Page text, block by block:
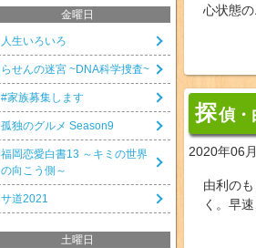
心状態
探偵・
2020年06
由利の
く。早
金曜日
人生いろいろ
らせんの迷宮 ~DNA科学捜査~
#家族募集します
孤独のグルメ Season9
福岡恋愛白書13 ～キミの世界
の向こう側～
サ道2021
土曜日